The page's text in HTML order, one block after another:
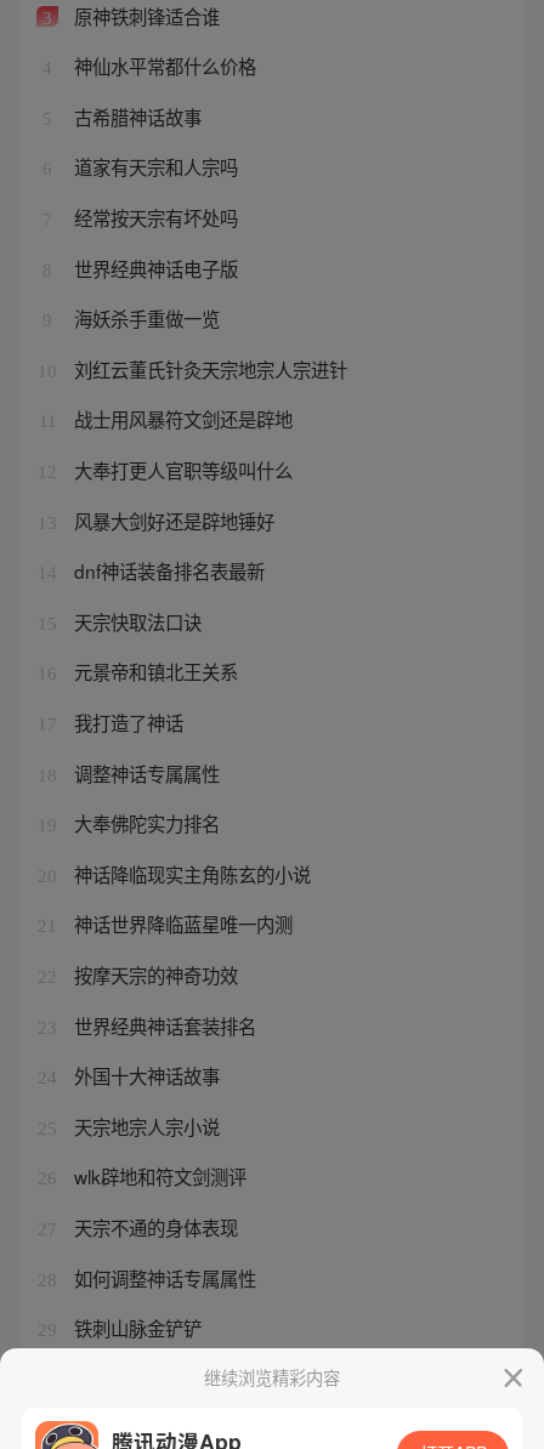
3 原神铁刺锋适合谁
4 神仙水平常都什么价格
5 古希腊神话故事
6 道家有天宗和人宗吗
7 经常按天宗有坏处吗
8 世界经典神话电子版
9 海妖杀手重做一览
10 刘红云董氏针灸天宗地宗人宗进针
战士用风暴符文剑还是辟地
12 大奉打更人官职等级叫什么
13 风暴大剑好还是辟地锤好
14 dnf神话装备排名表最新
15 天宗快取法口诀
16 元景帝和镇北王关系
17 我打造了神话
18 调整神话专属属性
19 大奉佛陀实力排名
20 神话降临现实主角陈玄的小说
21 神话世界降临蓝星唯一内测
22 按摩天宗的神奇功效
23 世界经典神话套装排名
24 外国十大神话故事
25 天宗地宗人宗小说
26 wlk辟地和符文剑测评
27 天宗不通的身体表现
28 如何调整神话专属属性
29 铁刺山脉金铲铲
dnf神话装备最新排名表继续浏览精彩内容
腾讯动漫App